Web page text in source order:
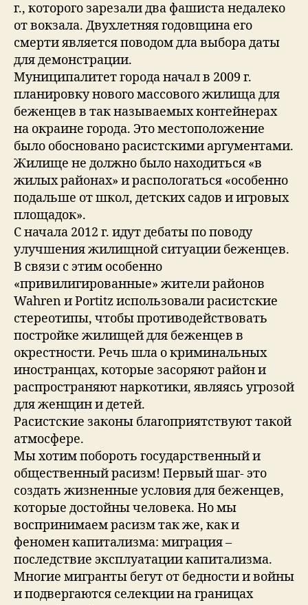
г., которого зарезали два фашиста недалеко
от вокзала. Двухлетняя годовщина его
смерти является поводом дла выбора даты
для демонстрации.
Муниципалитет города начал в 2009 г.
планировку нового массового жилища для
беженцев в так называемых контейнерах
на окраине города. Это местоположение
было обосновано расистскими аргументами.
Жилище не должно было находиться «в
жилых районах» и распологаться «особенно
подальше от школ, детских садов и игровых
площадок».
С начала 2012 г. идут дебаты по поводу
улучшения жилищной ситуации беженцев.
В связи с этим особенно
«привилигированные» жители районов
Wahren и Portitz использовали расистские
стереотипы, чтобы противодействовать
постройке жилищей для беженцев в
окрестности. Речь шла о криминальных
иностранцах, которые засоряют район и
распространяют наркотики, являясь угрозой
для женщин и детей.
Расистские законы благоприятствуют такой
атмосфере.
Мы хотим побороть государственный и
общественный расизм! Первый шаг- это
создать жизненные условия для беженцев,
которые достойны человека. Но мы
воспринимаем расизм так же, как и
феномен капитализма: миграция –
последствие эксплуатации капитализма.
Многие мигранты бегут от бедности и войны
и подвергаются селекции на границах